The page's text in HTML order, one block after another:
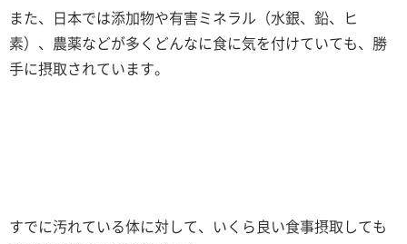
また、日本では添加物や有害ミネラル（水銀、鉛、ヒ
素）、農薬などが多くどんなに食に気を付けていても、勝
手に摂取されています。
すでに汚れている体に対して、いくら良い食事摂取しても